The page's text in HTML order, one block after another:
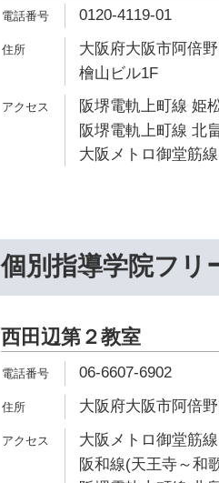
0120-4119-01
大阪府大阪市阿倍
檜山ビル1F
阪堺電軌上町線 姫
阪堺電軌上町線 北
大阪メトロ御堂筋
個別指導学院フリ
西田辺第２教室
06-6607-6902
大阪府大阪市阿倍
大阪メトロ御堂筋
阪和線(天王寺～和